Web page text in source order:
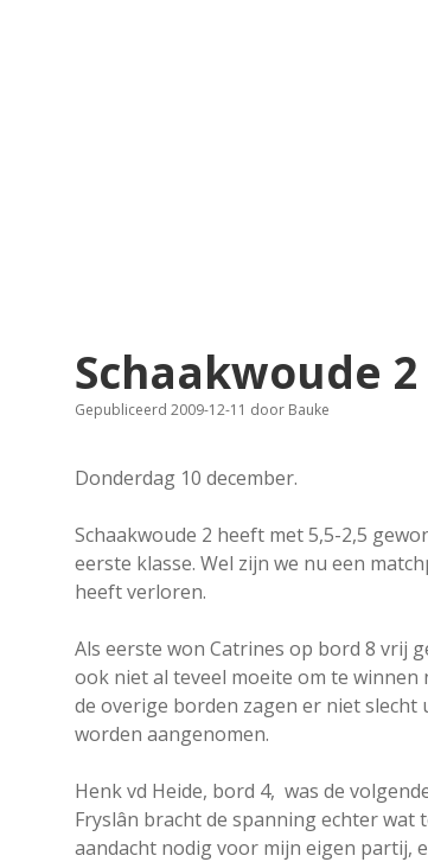
Schaakwoude
Gepubliceerd 2009-12-11 door Bauke
Donderdag 10 december.
Schaakwoude 2 heeft met 5,5-2,5
eerste klasse. Wel zijn we nu een
heeft verloren.
Als eerste won Catrines op bord 8 vrij
ook niet al teveel moeite om te
de overige borden zagen er niet slecht
worden aangenomen.
Henk vd Heide, bord 4, was de
Fryslân bracht de spanning echter
aandacht nodig voor mijn eigen partij,